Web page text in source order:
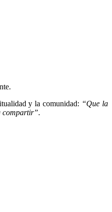
y la comunidad: “Que la
compartir”.